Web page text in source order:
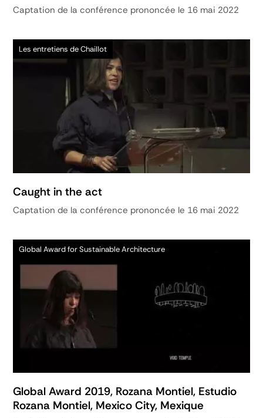
Captation de la conférence prononcée le 16 mai 2022
Les entretiens de Chaillot
Caught in the act
Captation de la conférence prononcée le 16 mai 2022
Global Award for Sustainable Architecture
Global Award 2019, Rozana Montiel, Estudio
Rozana Montiel, Mexico City, Mexique